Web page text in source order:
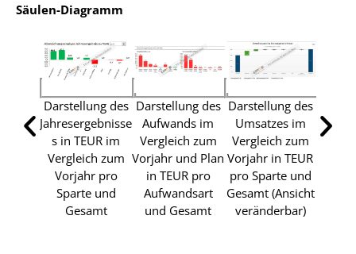
Säulen-Diagramm
Darstellung des
Jahresergebnisse
s in TEUR im
Vergleich zum
Vorjahr pro
Sparte und
Gesamt
Darstellung des
Aufwands im
Vergleich zum
Vorjahr und Plan
in TEUR pro
Aufwandsart
und Gesamt
Darstellung des
Umsatzes im
Vergleich zum
Vorjahr in TEUR
pro Sparte und
Gesamt (Ansicht
veränderbar)